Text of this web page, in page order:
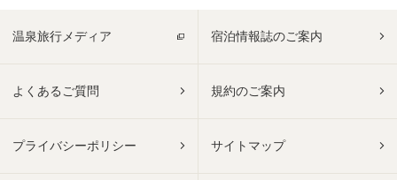
温泉旅行メディア 宿泊情報誌のご案内
よくあるご質問 規約のご案内
プライバシーポリシー サイトマップ